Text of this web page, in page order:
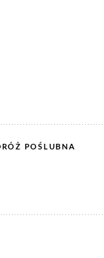
POŚLUBNA